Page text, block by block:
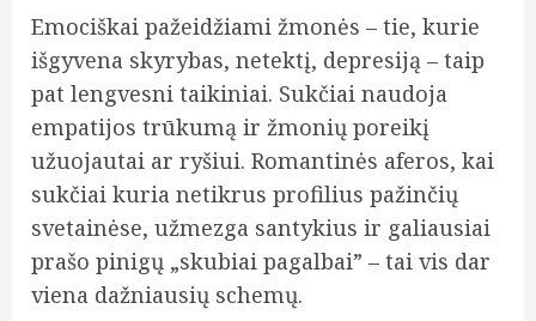
Emociškai pažeidžiami žmonės – tie, kurie
išgyvena skyrybas, netektį, depresiją – taip
pat lengvesni taikiniai. Sukčiai naudoja
empatijos trūkumą ir žmonių poreikį
užuojautai ar ryšiui. Romantinės aferos, kai
sukčiai kuria netikrus profilius pažinčių
svetainėse, užmezga santykius ir galiausiai
prašo pinigų „skubiai pagalbai” – tai vis dar
viena dažniausių schemų.